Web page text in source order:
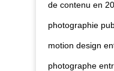
de contenu en
photographie
motion design
photographe